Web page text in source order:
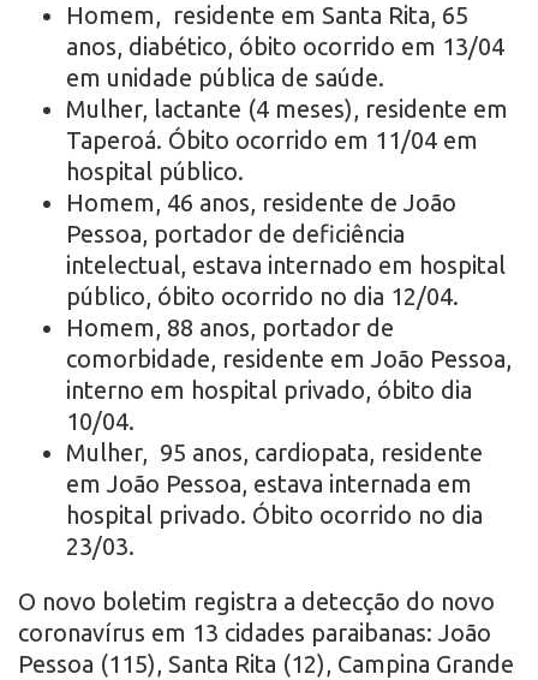
Homem, residente em Santa Rita, 65
anos, diabético, óbito ocorrido em 13/04
em unidade pública de saúde.
Mulher, lactante (4 meses), residente em
Taperoá. Óbito ocorrido em 11/04 em
hospital público.
Homem, 46 anos, residente de João
Pessoa, portador de deficiência
intelectual, estava internado em hospital
público, óbito ocorrido no dia 12/04.
Homem, 88 anos, portador de
comorbidade, residente em João Pessoa,
interno em hospital privado, óbito dia
10/04.
Mulher, 95 anos, cardiopata, residente
em João Pessoa, estava internada em
hospital privado. Óbito ocorrido no dia
23/03.
O novo boletim registra a detecção do novo
coronavírus em 13 cidades paraibanas: João
Pessoa (115), Santa Rita (12), Campina Grande